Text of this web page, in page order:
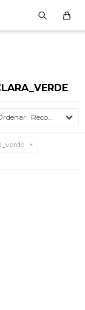
Recomendados